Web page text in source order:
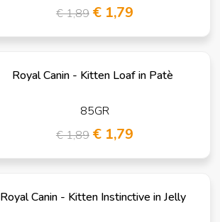
€ 1,89 € 1,79
Royal Canin - Kitten Loaf in Patè
85GR
€ 1,89 € 1,79
Royal Canin - Kitten Instinctive in Jelly